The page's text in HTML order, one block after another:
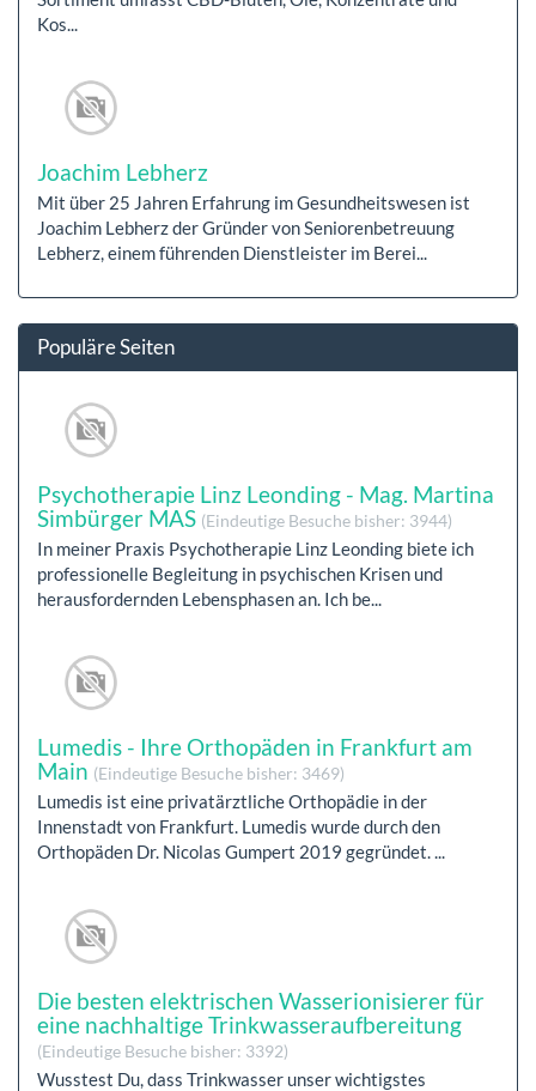
Kos...
Joachim Lebherz
Mit über 25 Jahren Erfahrung im Gesundheitswesen ist
Joachim Lebherz der Gründer von Seniorenbetreuung
Lebherz, einem führenden Dienstleister im Berei...
Populäre Seiten
Psychotherapie Linz Leonding - Mag. Martina
Simbürger MAS (Eindeutige Besuche bisher: 3944)
In meiner Praxis Psychotherapie Linz Leonding biete ich
professionelle Begleitung in psychischen Krisen und
herausfordernden Lebensphasen an. Ich be...
Lumedis - Ihre Orthopäden in Frankfurt am
Main (Eindeutige Besuche bisher: 3469)
Lumedis ist eine privatärztliche Orthopädie in der
Innenstadt von Frankfurt. Lumedis wurde durch den
Orthopäden Dr. Nicolas Gumpert 2019 gegründet. ...
Die besten elektrischen Wasserionisierer für
eine nachhaltige Trinkwasseraufbereitung
(Eindeutige Besuche bisher: 3392)
Wusstest Du, dass Trinkwasser unser wichtigstes